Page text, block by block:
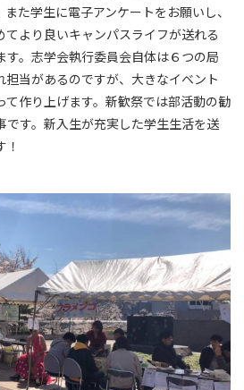
た学生に電子アンケートをお願いし、
より良いキャンパスライフが送れる
。志学会執行委員会自体は６つの局
担当があるのですが、大きなイベント
て作り上げます。新歓祭では部活動の勧
です。新入生が充実した学生生活を送